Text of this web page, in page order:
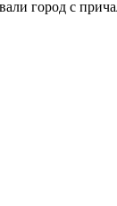
город с